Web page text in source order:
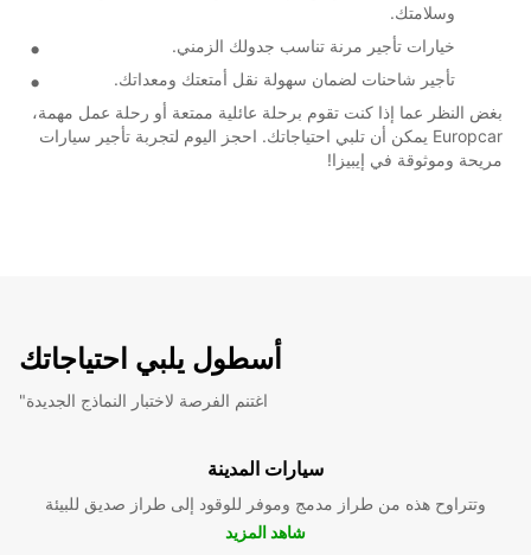
وسلامتك.
خيارات تأجير مرنة تناسب جدولك الزمني.
تأجير شاحنات لضمان سهولة نقل أمتعتك ومعداتك.
بغض النظر عما إذا كنت تقوم برحلة عائلية ممتعة أو رحلة عمل مهمة،
Europcar يمكن أن تلبي احتياجاتك. احجز اليوم لتجربة تأجير سيارات
مريحة وموثوقة في إيبيزا!
أسطول يلبي احتياجاتك
"اغتنم الفرصة لاختبار النماذج الجديدة
سيارات المدينة
وتتراوح هذه من طراز مدمج وموفر للوقود إلى طراز صديق للبيئة
شاهد المزيد